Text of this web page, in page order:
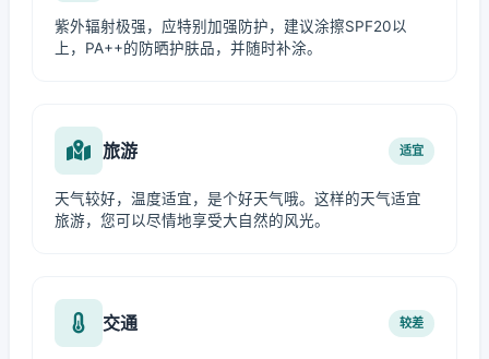
紫外辐射极强，应特别加强防护，建议涂擦SPF20以
上，PA++的防晒护肤品，并随时补涂。
旅游 适宜
天气较好，温度适宜，是个好天气哦。这样的天气适宜
旅游，您可以尽情地享受大自然的风光。
交通 较差